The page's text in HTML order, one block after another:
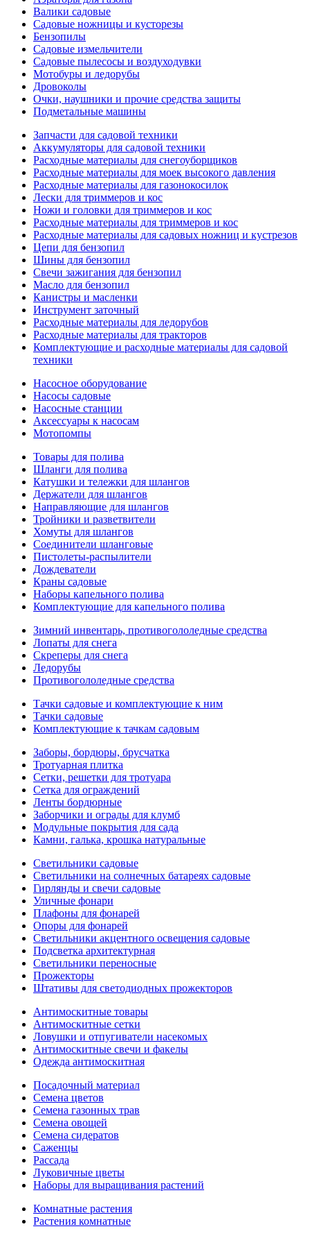
Валики садовые
Садовые ножницы и кусторезы
Бензопилы
Садовые измельчители
Садовые пылесосы и воздуходувки
Мотобуры и ледорубы
Дровоколы
Очки, наушники и прочие средства защиты
Подметальные машины
Запчасти для садовой техники
Аккумуляторы для садовой техники
Расходные материалы для снегоуборщиков
Расходные материалы для моек высокого давления
Расходные материалы для газонокосилок
Лески для триммеров и кос
Ножи и головки для триммеров и кос
Расходные материалы для триммеров и кос
Расходные материалы для садовых ножниц и кустрезов
Цепи для бензопил
Шины для бензопил
Свечи зажигания для бензопил
Масло для бензопил
Канистры и масленки
Инструмент заточный
Расходные материалы для ледорубов
Расходные материалы для тракторов
Комплектующие и расходные материалы для садовой
техники
Насосное оборудование
Насосы садовые
Насосные станции
Аксессуары к насосам
Мотопомпы
Товары для полива
Шланги для полива
Катушки и тележки для шлангов
Держатели для шлангов
Направляющие для шлангов
Тройники и разветвители
Хомуты для шлангов
Соединители шланговые
Пистолеты-распылители
Дождеватели
Краны садовые
Наборы капельного полива
Комплектующие для капельного полива
Зимний инвентарь, противогололедные средства
Лопаты для снега
Скреперы для снега
Ледорубы
Противогололедные средства
Тачки садовые и комплектующие к ним
Тачки садовые
Комплектующие к тачкам садовым
Заборы, бордюры, брусчатка
Тротуарная плитка
Сетки, решетки для тротуара
Сетка для ограждений
Ленты бордюрные
Заборчики и ограды для клумб
Модульные покрытия для сада
Камни, галька, крошка натуральные
Светильники садовые
Светильники на солнечных батареях садовые
Гирлянды и свечи садовые
Уличные фонари
Плафоны для фонарей
Опоры для фонарей
Светильники акцентного освещения садовые
Подсветка архитектурная
Светильники переносные
Прожекторы
Штативы для светодиодных прожекторов
Антимоскитные товары
Антимоскитные сетки
Ловушки и отпугиватели насекомых
Антимоскитные свечи и факелы
Одежда антимоскитная
Посадочный материал
Семена цветов
Семена газонных трав
Семена овощей
Семена сидератов
Саженцы
Рассада
Луковичные цветы
Наборы для выращивания растений
Комнатные растения
Растения комнатные